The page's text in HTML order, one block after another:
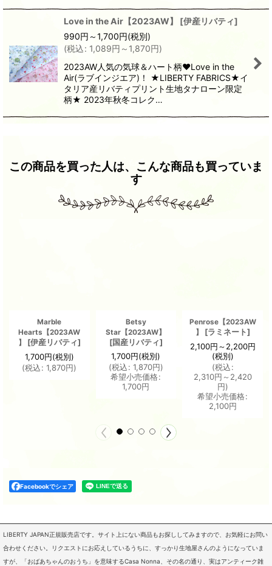
Love in the Air【2023AW】 [伊産リバティ]
990円 ～1,700円(税別)
(税込: 1,089円 ～1,870円)
2023AW人気の気球＆ハート柄❤Love in the
Air(ラブインジエア)！ ★LIBERTY FABRICS★イ
タリア産リバティプリント生地タナローン限定
柄★ 2023年秋冬コレク…
この商品を買った人は、こんな商品も買っていま
す
Marble
Hearts【2023AW
】
[伊産リバティ]
1,700円(税別)
(税込: 1,870円)
Betsy
Star【2023AW】
[国産リバティ]
1,700円(税別)
(税込: 1,870円)
希望小売価格:
1,700円
Penrose【2023AW
】
[ラミネート]
2,100円～2,200円
(税別)
(税込:
2,310円 ～2,420
円)
希望小売価格:
2,100円
Facebookでシェア
LIBERTY JAPAN正規販売店です。サイト上にない商品もお探ししてみますので、お気軽にお問い
合わせください。リクエストにお応えしているうちに、すっかり生地屋さんのようになっていま
すが、「おばあちゃんのおうち」を意味するCasa Nonna、その名の通り、実はアンティーク雑